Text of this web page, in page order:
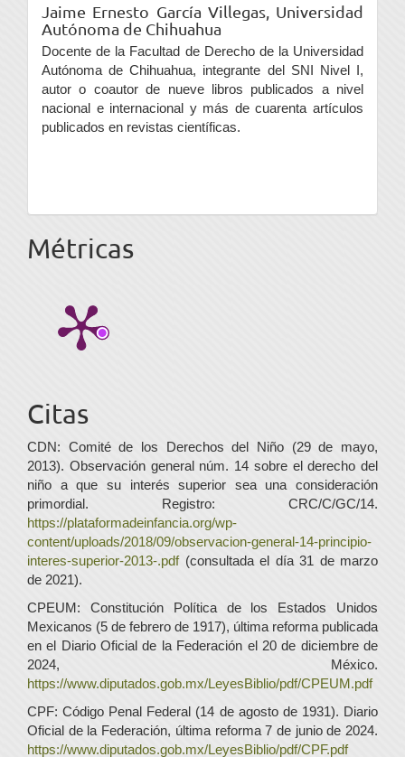
Jaime Ernesto García Villegas, Universidad
Autónoma de Chihuahua
Docente de la Facultad de Derecho de la Universidad
Autónoma de Chihuahua, integrante del SNI Nivel I,
autor o coautor de nueve libros publicados a nivel
nacional e internacional y más de cuarenta artículos
publicados en revistas científicas.
Métricas
Citas
CDN: Comité de los Derechos del Niño (29 de mayo,
2013). Observación general núm. 14 sobre el derecho del
niño a que su interés superior sea una consideración
primordial. Registro: CRC/C/GC/14.
https://plataformadeinfancia.org/wp-
content/uploads/2018/09/observacion-general-14-principio-
interes-superior-2013-.pdf(consultada el día 31 de marzo
de 2021).
CPEUM: Constitución Política de los Estados Unidos
Mexicanos (5 de febrero de 1917), última reforma publicada
en el Diario Oficial de la Federación el 20 de diciembre de
2024, México.
https://www.diputados.gob.mx/LeyesBiblio/pdf/CPEUM.pdf
CPF: Código Penal Federal (14 de agosto de 1931). Diario
Oficial de la Federación, última reforma 7 de junio de 2024.
https://www.diputados.gob.mx/LeyesBiblio/pdf/CPF.pdf